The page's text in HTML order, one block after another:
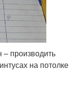
плинтус
Плинтус под
углы
– производить
на потолке